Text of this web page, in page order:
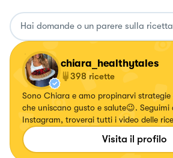
chiara_healthytales
398 ricette
Sono Chiara e amo propinarvi
che uniscano gusto e salute😉. Seguimi
Instagram, troverai tutti i video delle
chiara_healthytales
Visita il profilo